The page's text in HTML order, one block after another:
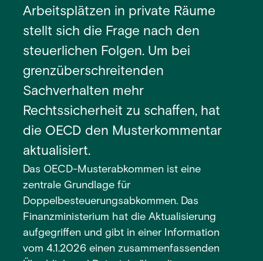
Arbeitsplätzen in private Räume
stellt sich die Frage nach den
steuerlichen Folgen. Um bei
grenzüberschreitenden
Sachverhalten mehr
Rechtssicherheit zu schaffen, hat
die OECD den Musterkommentar
aktualisiert.
Das OECD-Musterabkommen ist eine
zentrale Grundlage für
Doppelbesteuerungsabkommen. Das
Finanzministerium hat die Aktualisierung
aufgegriffen und gibt in einer Information
vom 4.1.2026 einen zusammenfassenden